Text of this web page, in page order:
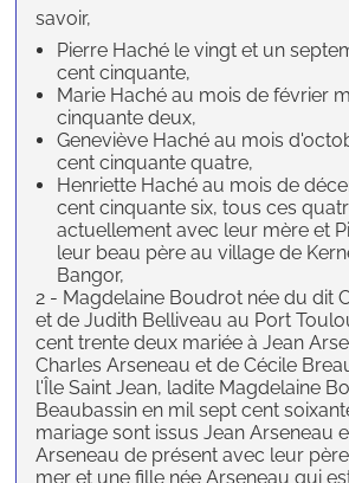
savoir,
Pierre Haché le vingt et un
cent cinquante,
Marie Haché au mois de février
cinquante deux,
Geneviève Haché au mois
cent cinquante quatre,
Henriette Haché au mois de
cent cinquante six, tous ces
actuellement avec leur mère et
leur beau père au village de
Bangor,
2 - Magdelaine Boudrot née du dit
et de Judith Belliveau au Port
cent trente deux mariée à Jean
Charles Arseneau et de Cécile
l'Île Saint Jean, ladite Magdelaine
Beaubassin en mil sept cent
mariage sont issus Jean Arseneau
Arseneau de présent avec leur
mer et une fille née Arseneau qui